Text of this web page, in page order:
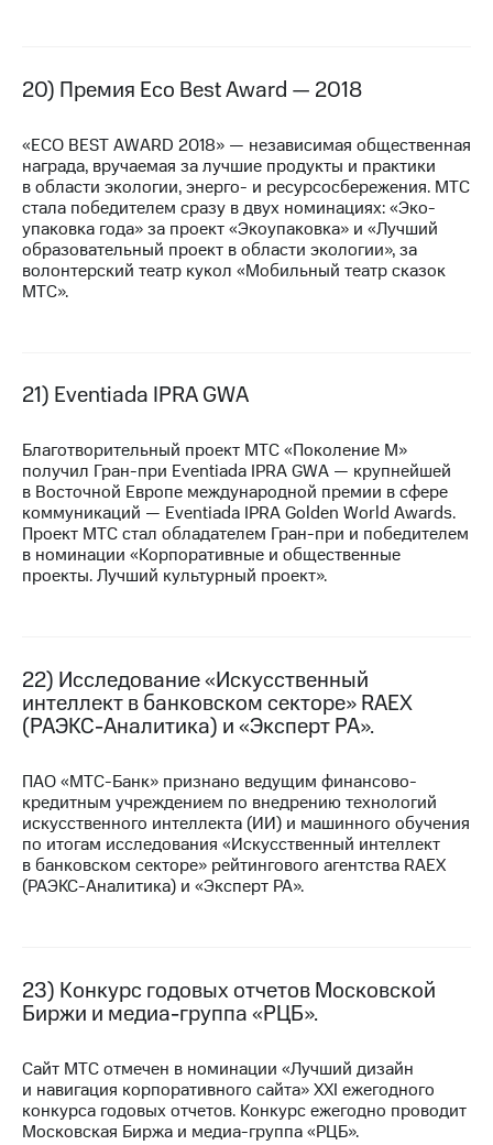
20) Премия Eco Best Award — 2018
«ECO BEST AWARD 2018» — независимая общественная
награда, вручаемая за лучшие продукты и практики
в области экологии, энерго- и ресурсосбережения. МТС
стала победителем сразу в двух номинациях: «Эко-
упаковка года» за проект «Экоупаковка» и «Лучший
образовательный проект в области экологии», за
волонтерский театр кукол «Мобильный театр сказок
МТС».
21) Eventiada IPRA GWA
Благотворительный проект МТС «Поколение М»
получил Гран-при Eventiada IPRA GWA — крупнейшей
в Восточной Европе международной премии в сфере
коммуникаций — Eventiada IPRA Golden World Awards.
Проект МТС стал обладателем Гран-при и победителем
в номинации «Корпоративные и общественные
проекты. Лучший культурный проект».
22) Исследование «Искусственный
интеллект в банковском секторе» RAEX
(РАЭКС-Аналитика) и «Эксперт РА».
ПАО «МТС-Банк» признано ведущим финансово-
кредитным учреждением по внедрению технологий
искусственного интеллекта (ИИ) и машинного обучения
по итогам исследования «Искусственный интеллект
в банковском секторе» рейтингового агентства RAEX
(РАЭКС-Аналитика) и «Эксперт РА».
23) Конкурс годовых отчетов Московской
Биржи и медиа-группа «РЦБ».
Сайт МТС отмечен в номинации «Лучший дизайн
и навигация корпоративного сайта» XXI ежегодного
конкурса годовых отчетов. Конкурс ежегодно проводит
Московская Биржа и медиа-группа «РЦБ».